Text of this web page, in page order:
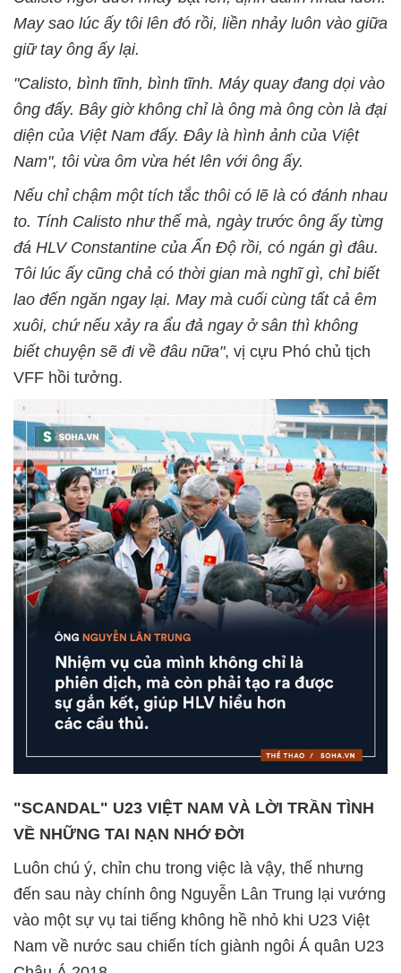
May sao lúc ấy tôi lên đó rồi, liền nhảy luôn vào giữa
giữ tay ông ấy lại.
"Calisto, bình tĩnh, bình tĩnh. Máy quay đang dọi vào
ông đấy. Bây giờ không chỉ là ông mà ông còn là đại
diện của Việt Nam đấy. Đây là hình ảnh của Việt
Nam", tôi vừa ôm vừa hét lên với ông ấy.
Nếu chỉ chậm một tích tắc thôi có lẽ là có đánh nhau
to. Tính Calisto như thế mà, ngày trước ông ấy từng
đá HLV Constantine của Ấn Độ rồi, có ngán gì đâu.
Tôi lúc ấy cũng chả có thời gian mà nghĩ gì, chỉ biết
lao đến ngăn ngay lại. May mà cuối cùng tất cả êm
xuôi, chứ nếu xảy ra ẩu đả ngay ở sân thì không
biết chuyện sẽ đi về đâu nữa", vị cựu Phó chủ tịch
VFF hồi tưởng.
"SCANDAL" U23 VIỆT NAM VÀ LỜI TRẦN TÌNH
VỀ NHỮNG TAI NẠN NHỚ ĐỜI
Luôn chú ý, chỉn chu trong việc là vậy, thế nhưng
đến sau này chính ông Nguyễn Lân Trung lại vướng
vào một sự vụ tai tiếng không hề nhỏ khi U23 Việt
Nam về nước sau chiến tích giành ngôi Á quân U23